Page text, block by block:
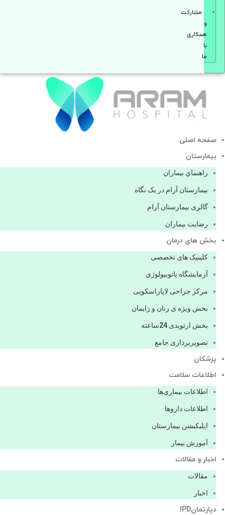
مشاركت
و
همكاری
با
ما
صفحه اصلی
بيمارستان
راهنماي بیماران
بیمارستان آرام در یک نگاه
گالری بیمارستان آرام
رضایت بیماران
بخش های درمان
کلینیک های تخصصی
آزمایشگاه پاتوبیولوژی
مرکز جراحی لاپاراسکوپی
بخش ویژه ی زنان و زایمان
بخش ارتوپدی 24ساعته
تصویربرداری جامع
پزشكان
اطلاعات سلامت
اطلاعات بیماری‌ها
اطلاعات دارو‌ها
اپليكيشن بيمارستان
آموزش بیمار
اخبار و مقالات
مقالات
اخبار
دپارتمانIPD